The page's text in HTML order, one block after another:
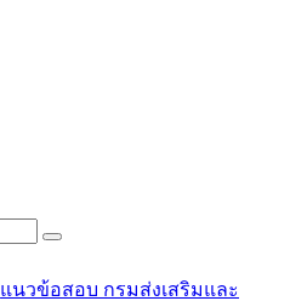
แนวข้อสอบ กรมส่งเสริมและ